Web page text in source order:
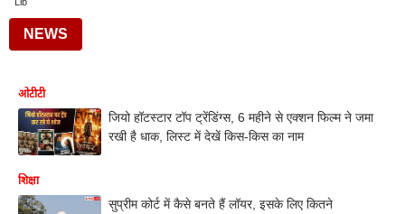
NEWS
ओटीटी
जियो हॉटस्टार टॉप ट्रेंडिंग्स, 6 महीने से एक्शन फिल्म ने जमा
रखी है धाक, लिस्ट में देखें किस-किस का नाम
शिक्षा
सुप्रीम कोर्ट में कैसे बनते हैं लॉयर, इसके लिए कितने